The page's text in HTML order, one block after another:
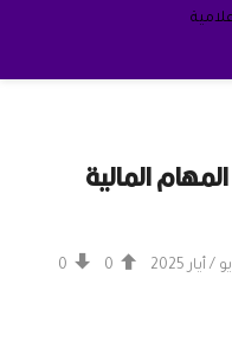
المالية
0
0